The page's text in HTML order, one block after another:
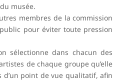
musée.
membres de la commission
public pour éviter toute pression
sélectionne dans chacun des
de chaque groupe qu’elle
d’un point de vue qualitatif, afin